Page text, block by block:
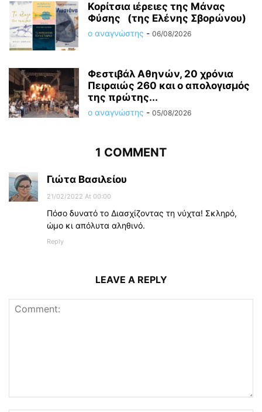
Κορίτσια ιέρειες της Μάνας
Φύσης (της Ελένης Σβορώνου)
ο αναγνώστης - 06/08/2026
Φεστιβάλ Αθηνών, 20 χρόνια
Πειραιώς 260 και ο απολογισμός
της πρώτης...
ο αναγνώστης - 05/08/2026
1 COMMENT
Γιώτα Βασιλείου
21/02/2022 At 00:00
Πόσο δυνατό το Διασχίζοντας τη νύχτα! Σκληρό,
ώμο κι απόλυτα αληθινό.
Reply
LEAVE A REPLY